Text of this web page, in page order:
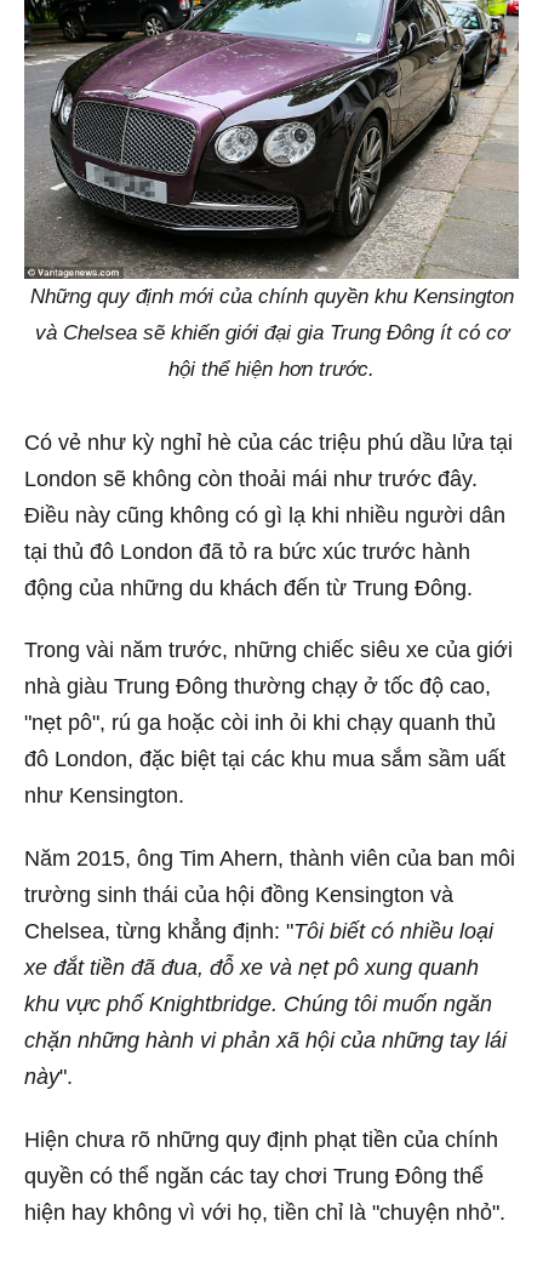
Những quy định mới của chính quyền khu Kensington
và Chelsea sẽ khiến giới đại gia Trung Đông ít có cơ
hội thể hiện hơn trước.
Có vẻ như kỳ nghỉ hè của các triệu phú dầu lửa tại
London sẽ không còn thoải mái như trước đây.
Điều này cũng không có gì lạ khi nhiều người dân
tại thủ đô London đã tỏ ra bức xúc trước hành
động của những du khách đến từ Trung Đông.
Trong vài năm trước, những chiếc siêu xe của giới
nhà giàu Trung Đông thường chạy ở tốc độ cao,
"nẹt pô", rú ga hoặc còi inh ỏi khi chạy quanh thủ
đô London, đặc biệt tại các khu mua sắm sầm uất
như Kensington.
Năm 2015, ông Tim Ahern, thành viên của ban môi
trường sinh thái của hội đồng Kensington và
Chelsea, từng khẳng định: "Tôi biết có nhiều loại
xe đắt tiền đã đua, đỗ xe và nẹt pô xung quanh
khu vực phố Knightbridge. Chúng tôi muốn ngăn
chặn những hành vi phản xã hội của những tay lái
này".
Hiện chưa rõ những quy định phạt tiền của chính
quyền có thể ngăn các tay chơi Trung Đông thể
hiện hay không vì với họ, tiền chỉ là "chuyện nhỏ".